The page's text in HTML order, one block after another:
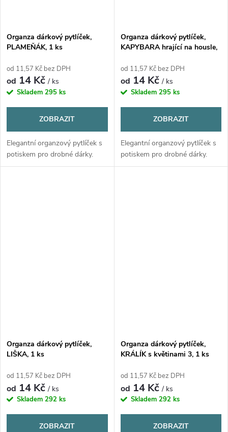
Organza dárkový pytlíček,
PLAMEŇÁK, 1 ks
od 11,57 Kč bez DPH
od 14 Kč/ ks
Skladem 295 ks
ZOBRAZIT
Elegantní organzový pytlíček s
potiskem pro drobné dárky.
Organza dárkový pytlíček,
KAPYBARA hrající na housle,
od 11,57 Kč bez DPH
od 14 Kč/ ks
Skladem 295 ks
ZOBRAZIT
Elegantní organzový pytlíček s
potiskem pro drobné dárky.
Organza dárkový pytlíček,
LIŠKA, 1 ks
od 11,57 Kč bez DPH
od 14 Kč/ ks
Skladem 292 ks
ZOBRAZIT
Organza dárkový pytlíček,
KRÁLÍK s květinami 3, 1 ks
od 11,57 Kč bez DPH
od 14 Kč/ ks
Skladem 292 ks
ZOBRAZIT